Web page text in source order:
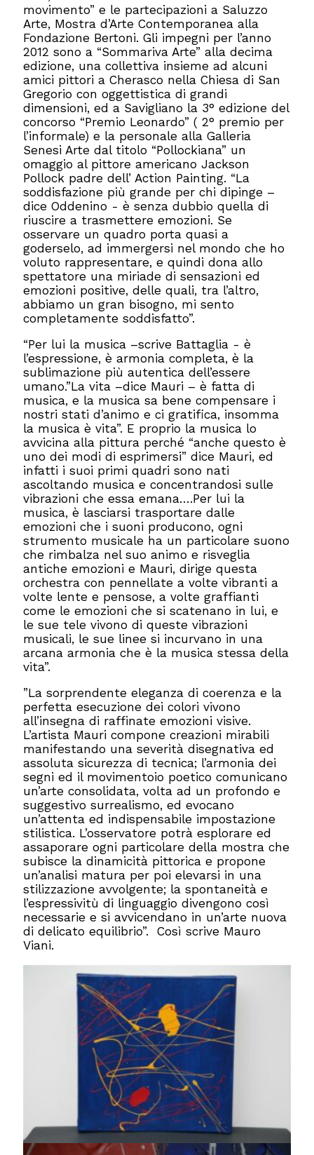
movimento” e le partecipazioni a Saluzzo
Arte, Mostra d’Arte Contemporanea alla
Fondazione Bertoni. Gli impegni per l’anno
2012 sono a “Sommariva Arte” alla decima
edizione, una collettiva insieme ad alcuni
amici pittori a Cherasco nella Chiesa di San
Gregorio con oggettistica di grandi
dimensioni, ed a Savigliano la 3° edizione del
concorso “Premio Leonardo” ( 2° premio per
l’informale) e la personale alla Galleria
Senesi Arte dal titolo “Pollockiana” un
omaggio al pittore americano Jackson
Pollock padre dell’ Action Painting. “La
soddisfazione più grande per chi dipinge –
dice Oddenino - è senza dubbio quella di
riuscire a trasmettere emozioni. Se
osservare un quadro porta quasi a
goderselo, ad immergersi nel mondo che ho
voluto rappresentare, e quindi dona allo
spettatore una miriade di sensazioni ed
emozioni positive, delle quali, tra l’altro,
abbiamo un gran bisogno, mi sento
completamente soddisfatto”.
“Per lui la musica –scrive Battaglia - è
l’espressione, è armonia completa, è la
sublimazione più autentica dell’essere
umano.”La vita –dice Mauri – è fatta di
musica, e la musica sa bene compensare i
nostri stati d’animo e ci gratifica, insomma
la musica è vita”. E proprio la musica lo
avvicina alla pittura perché “anche questo è
uno dei modi di esprimersi” dice Mauri, ed
infatti i suoi primi quadri sono nati
ascoltando musica e concentrandosi sulle
vibrazioni che essa emana….Per lui la
musica, è lasciarsi trasportare dalle
emozioni che i suoni producono, ogni
strumento musicale ha un particolare suono
che rimbalza nel suo animo e risveglia
antiche emozioni e Mauri, dirige questa
orchestra con pennellate a volte vibranti a
volte lente e pensose, a volte graffianti
come le emozioni che si scatenano in lui, e
le sue tele vivono di queste vibrazioni
musicali, le sue linee si incurvano in una
arcana armonia che è la musica stessa della
vita”.
”La sorprendente eleganza di coerenza e la
perfetta esecuzione dei colori vivono
all’insegna di raffinate emozioni visive.
L’artista Mauri compone creazioni mirabili
manifestando una severità disegnativa ed
assoluta sicurezza di tecnica; l’armonia dei
segni ed il movimentoio poetico comunicano
un’arte consolidata, volta ad un profondo e
suggestivo surrealismo, ed evocano
un’attenta ed indispensabile impostazione
stilistica. L’osservatore potrà esplorare ed
assaporare ogni particolare della mostra che
subisce la dinamicità pittorica e propone
un’analisi matura per poi elevarsi in una
stilizzazione avvolgente; la spontaneità e
l’espressivitù di linguaggio divengono così
necessarie e si avvicendano in un’arte nuova
di delicato equilibrio”. Così scrive Mauro
Viani.